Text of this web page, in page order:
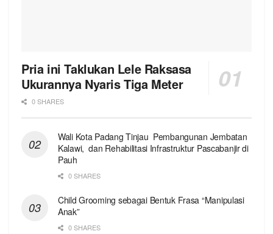
Pria ini Taklukan Lele Raksasa
Ukurannya Nyaris Tiga Meter
0 SHARES
Wali Kota Padang Tinjau Pembangunan Jembatan
Kalawi, dan Rehabilitasi Infrastruktur Pascabanjir di
Pauh
0 SHARES
Child Grooming sebagai Bentuk Frasa “Manipulasi
Anak”
0 SHARES